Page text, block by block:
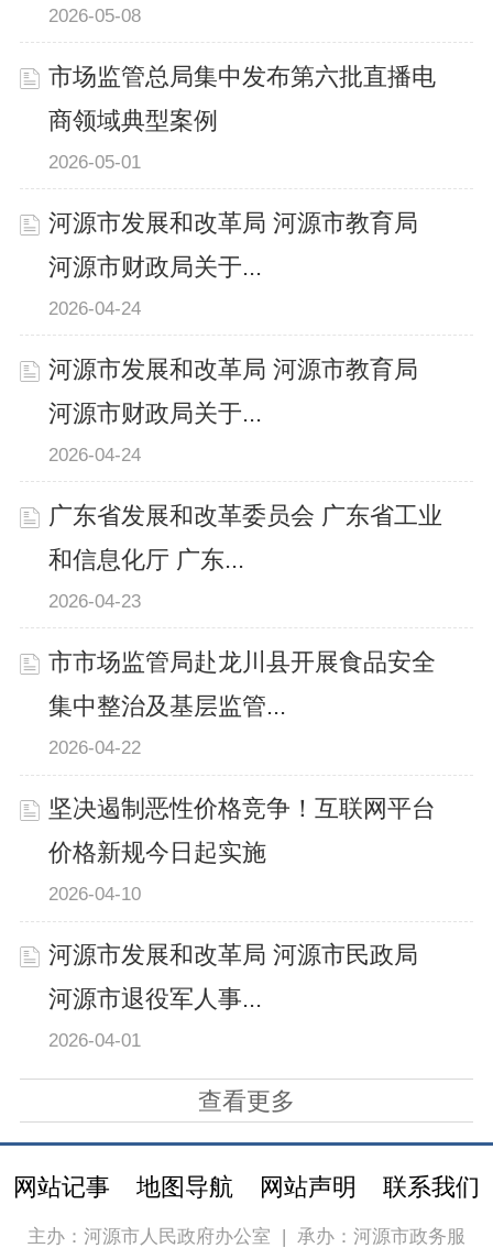
2026-05-08
市场监管总局集中发布第六批直播电
商领域典型案例
2026-05-01
河源市发展和改革局 河源市教育局
河源市财政局关于...
2026-04-24
河源市发展和改革局 河源市教育局
河源市财政局关于...
2026-04-24
广东省发展和改革委员会 广东省工业
和信息化厅 广东...
2026-04-23
市市场监管局赴龙川县开展食品安全
集中整治及基层监管...
2026-04-22
坚决遏制恶性价格竞争！互联网平台
价格新规今日起实施
2026-04-10
河源市发展和改革局 河源市民政局
河源市退役军人事...
2026-04-01
查看更多
网站记事 地图导航 网站声明 联系我们
主办：河源市人民政府办公室 承办：河源市政务服